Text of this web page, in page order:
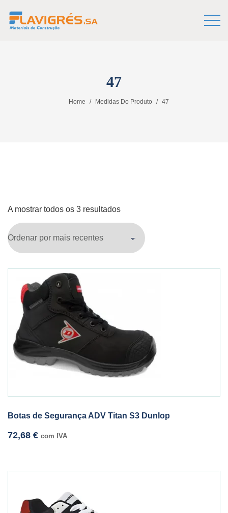
47
Home Medidas Do Produto 47
A mostrar todos os 3 resultados
Botas de Segurança ADV Titan S3 Dunlop
72,68 € com IVA